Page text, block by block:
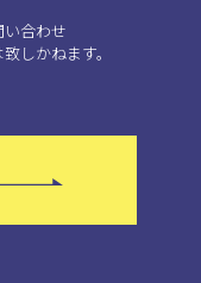
合わせ
しかねます。